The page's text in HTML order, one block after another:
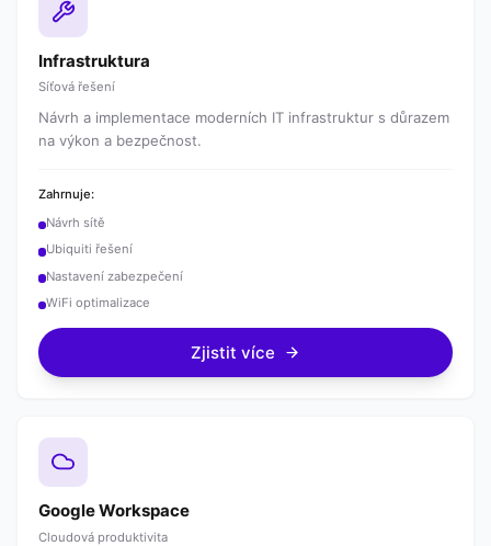
Infrastruktura
Síťová řešení
Návrh a implementace moderních IT infrastruktur s důrazem
na výkon a bezpečnost.
Zahrnuje:
Návrh sítě
Ubiquiti řešení
Nastavení zabezpečení
WiFi optimalizace
Zjistit více
Google Workspace
Cloudová produktivita